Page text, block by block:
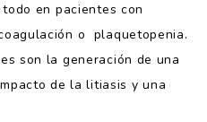
en pacientes con
o plaquetopenia.
son la generación de una
de la litiasis y una